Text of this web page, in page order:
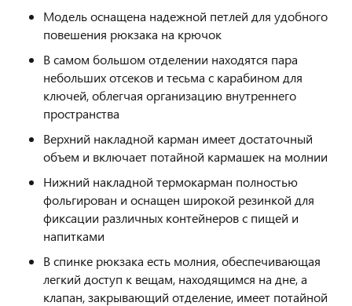
Модель оснащена надежной петлей для удобного
повешения рюкзака на крючок
В самом большом отделении находятся пара
небольших отсеков и тесьма с карабином для
ключей, облегчая организацию внутреннего
пространства
Верхний накладной карман имеет достаточный
объем и включает потайной кармашек на молнии
Нижний накладной термокарман полностью
фольгирован и оснащен широкой резинкой для
фиксации различных контейнеров с пищей и
напитками
В спинке рюкзака есть молния, обеспечивающая
легкий доступ к вещам, находящимся на дне, а
клапан, закрывающий отделение, имеет потайной